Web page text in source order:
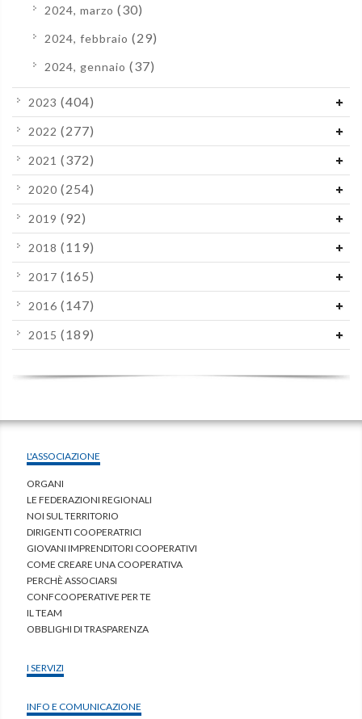
2024, marzo (30)
2024, febbraio (29)
2024, gennaio (37)
2023 (404)
2022 (277)
2021 (372)
2020 (254)
2019 (92)
2018 (119)
2017 (165)
2016 (147)
2015 (189)
L'ASSOCIAZIONE
ORGANI
LE FEDERAZIONI REGIONALI
NOI SUL TERRITORIO
DIRIGENTI COOPERATRICI
GIOVANI IMPRENDITORI COOPERATIVI
COME CREARE UNA COOPERATIVA
PERCHÈ ASSOCIARSI
CONFCOOPERATIVE PER TE
IL TEAM
OBBLIGHI DI TRASPARENZA
I SERVIZI
INFO E COMUNICAZIONE